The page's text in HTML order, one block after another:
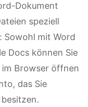
Dokument
speziell
Sowohl mit Word
Docs können Sie
Browser öffnen
das Sie